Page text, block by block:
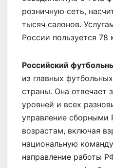
розничную сеть,
тысяч салонов.
России пользуется 78
Российский
из главных
страны. Она отвечает
уровней и всех
управление сборными
возрастам, включая
национальную
направление работы